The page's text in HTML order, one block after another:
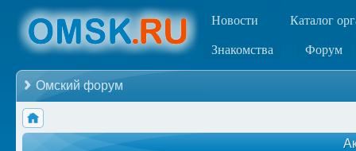
Новости Каталог
Знакомства Форум
Омский форум